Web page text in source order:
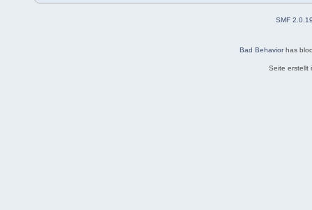
SMF
Bad Behaviorhas
Seite erstellt